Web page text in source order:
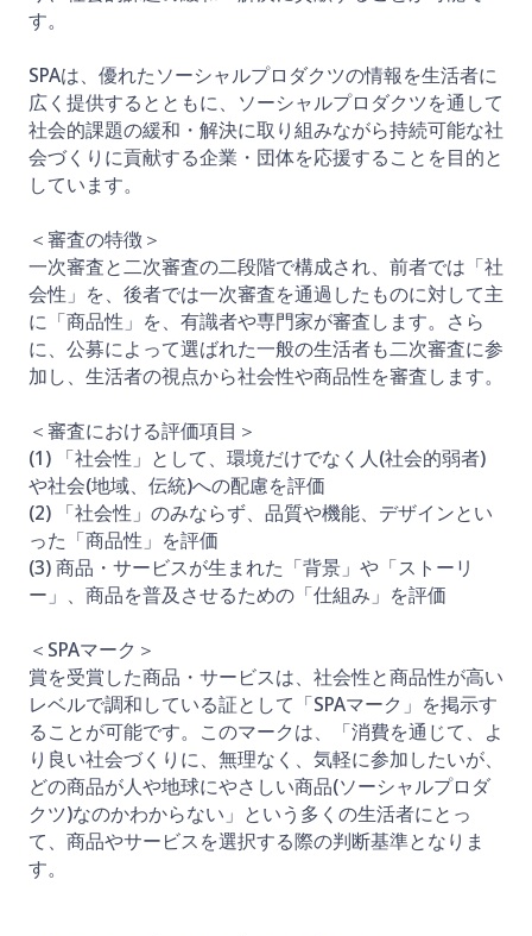
す。
SPAは、優れたソーシャルプロダクツの情報を生活者に
広く提供するとともに、ソーシャルプロダクツを通して
社会的課題の緩和・解決に取り組みながら持続可能な社
会づくりに貢献する企業・団体を応援することを目的と
しています。
＜審査の特徴＞
一次審査と二次審査の二段階で構成され、前者では「社
会性」を、後者では一次審査を通過したものに対して主
に「商品性」を、有識者や専門家が審査します。さら
に、公募によって選ばれた一般の生活者も二次審査に参
加し、生活者の視点から社会性や商品性を審査します。
＜審査における評価項目＞
(1) 「社会性」として、環境だけでなく人(社会的弱者)
や社会(地域、伝統)への配慮を評価
(2) 「社会性」のみならず、品質や機能、デザインとい
った「商品性」を評価
(3) 商品・サービスが生まれた「背景」や「ストーリ
ー」、商品を普及させるための「仕組み」を評価
＜SPAマーク＞
賞を受賞した商品・サービスは、社会性と商品性が高い
レベルで調和している証として「SPAマーク」を掲示す
ることが可能です。このマークは、「消費を通じて、よ
り良い社会づくりに、無理なく、気軽に参加したいが、
どの商品が人や地球にやさしい商品(ソーシャルプロダ
クツ)なのかわからない」という多くの生活者にとっ
て、商品やサービスを選択する際の判断基準となりま
す。